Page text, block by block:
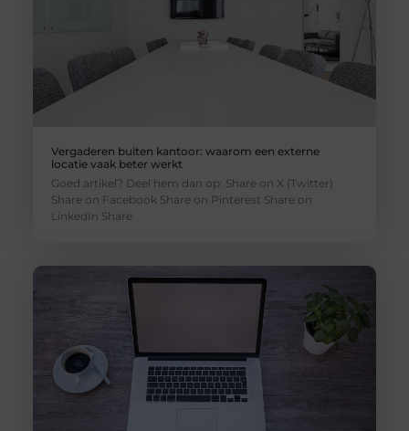
Vergaderen buiten kantoor: waarom een externe
locatie vaak beter werkt
Goed artikel? Deel hem dan op: Share on X (Twitter)
Share on Facebook Share on Pinterest Share on
LinkedIn Share